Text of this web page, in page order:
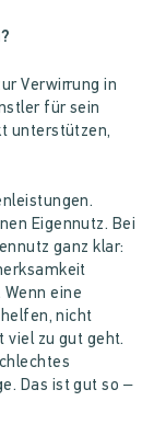
Verwirrung in
für sein
unterstützen,
Eigennutz. Bei
ganz klar:
eine
nicht
viel zu gut geht.
Das ist gut so –